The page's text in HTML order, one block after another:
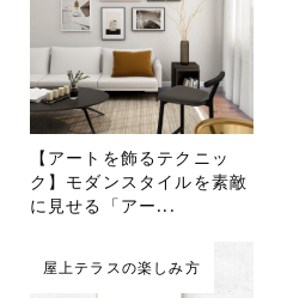
【アートを飾るテクニッ
ク】モダンスタイルを素敵
に見せる「アー...
屋上テラスの楽しみ方